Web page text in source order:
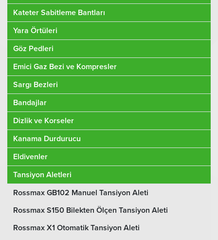
Kateter Sabitleme Bantları
Yara Örtüleri
Göz Pedleri
Emici Gaz Bezi ve Kompresler
Sargı Bezleri
Bandajlar
Dizlik ve Korseler
Kanama Durdurucu
Eldivenler
Tansiyon Aletleri
Rossmax GB102 Manuel Tansiyon Aleti
Rossmax S150 Bilekten Ölçen Tansiyon Aleti
Rossmax X1 Otomatik Tansiyon Aleti